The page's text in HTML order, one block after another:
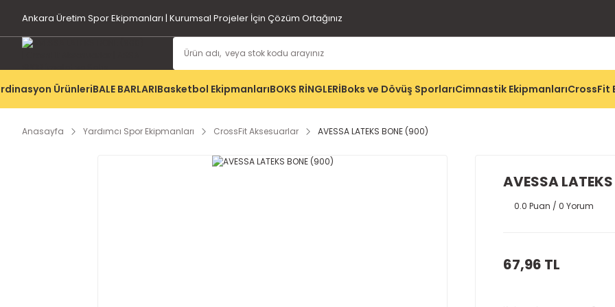
Ankara Üretim Spor Ekipmanları | Kurumsal Projeler İçin Çözüm Ortağınız
ÜrünleriBALE BARLARIBasketbol EkipmanlarıBOKS RİNGLERİBoks ve Dövüş SporlarıCimnastik EkipmanlarıCrossFit
Anasayfa Yardımcı Spor Ekipmanları CrossFit Aksesuarlar AVESSA LATEKS BONE (900)
AVESSA
0.0 Puan / 0 Yorum
67,96 TL